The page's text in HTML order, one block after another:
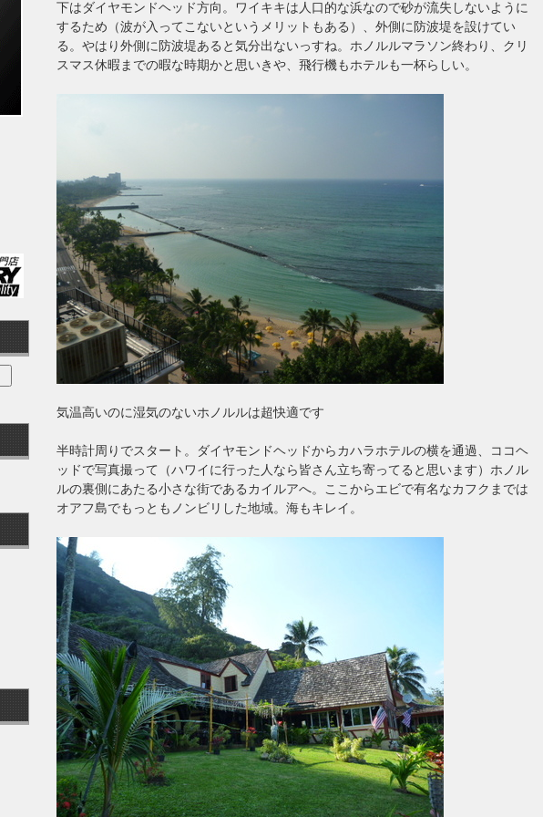
下はダイヤモンドヘッド方向。ワイキキは人口的な浜なので砂が流失しないように
するため（波が入ってこないというメリットもある）、外側に防波堤を設けてい
る。やはり外側に防波堤あると気分出ないっすね。ホノルルマラソン終わり、クリ
スマス休暇までの暇な時期かと思いきや、飛行機もホテルも一杯らしい。
気温高いのに湿気のないホノルルは超快適です
半時計周りでスタート。ダイヤモンドヘッドからカハラホテルの横を通過、ココヘ
ッドで写真撮って（ハワイに行った人なら皆さん立ち寄ってると思います）ホノル
ルの裏側にあたる小さな街であるカイルアへ。ここからエビで有名なカフクまでは
オアフ島でもっともノンビリした地域。海もキレイ。